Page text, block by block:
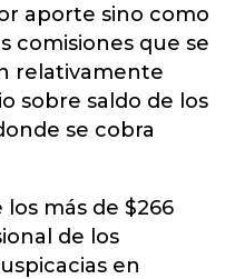
aporte sino como
comisiones que se
relativamente
sobre saldo de los
se cobra
más de $266
de los
en